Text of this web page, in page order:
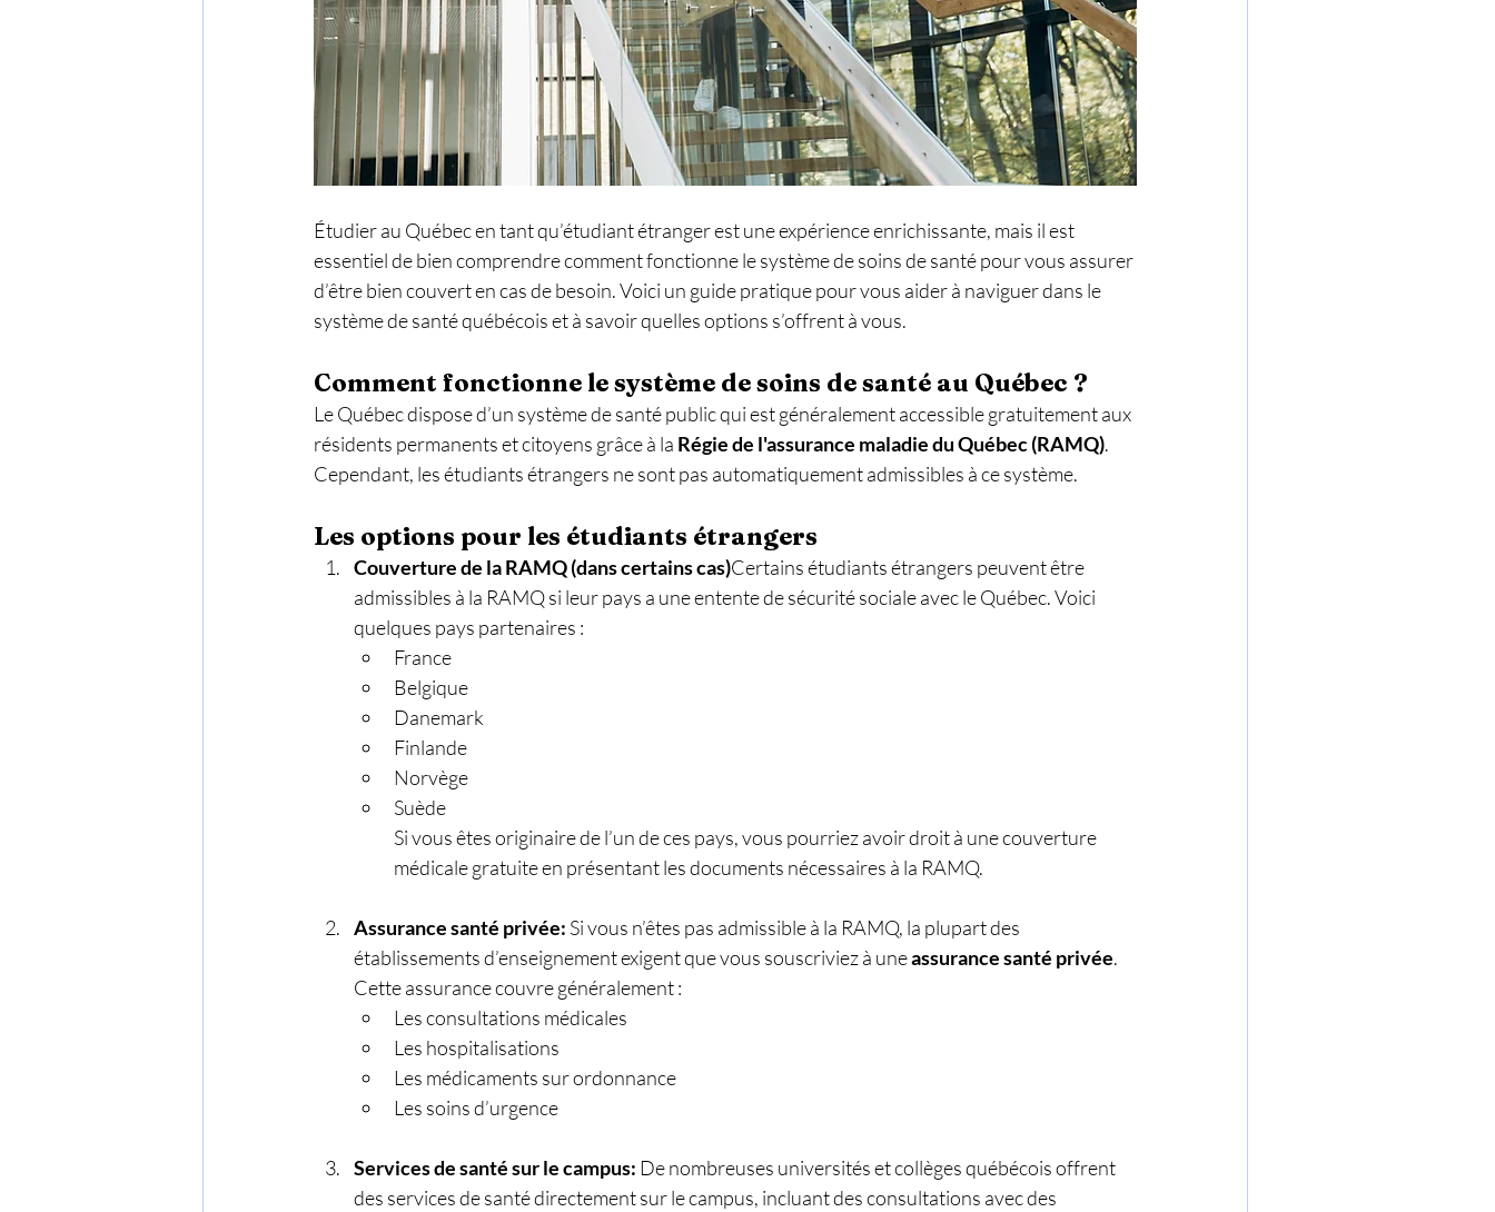
Étudier au Québec en tant qu’étudiant étranger est une expérience enrichissante, mais il est
essentiel de bien comprendre comment fonctionne le système de soins de santé pour vous assurer
d’être bien couvert en cas de besoin. Voici un guide pratique pour vous aider à naviguer dans le
système de santé québécois et à savoir quelles options s’offrent à vous.
Comment fonctionne le système de soins de santé au Québec ?
Le Québec dispose d’un système de santé public qui est généralement accessible gratuitement aux
résidents permanents et citoyens grâce à la Régie de l'assurance maladie du Québec (RAMQ).
Cependant, les étudiants étrangers ne sont pas automatiquement admissibles à ce système.
Les options pour les étudiants étrangers
Couverture de la RAMQ (dans certains cas)Certains étudiants étrangers peuvent être
admissibles à la RAMQ si leur pays a une entente de sécurité sociale avec le Québec. Voici
quelques pays partenaires :
France
Belgique
Danemark
Finlande
Norvège
Suède
Si vous êtes originaire de l’un de ces pays, vous pourriez avoir droit à une couverture
médicale gratuite en présentant les documents nécessaires à la RAMQ.
Assurance santé privée: Si vous n’êtes pas admissible à la RAMQ, la plupart des
établissements d’enseignement exigent que vous souscriviez à une assurance santé privée.
Cette assurance couvre généralement :
Les consultations médicales
Les hospitalisations
Les médicaments sur ordonnance
Les soins d’urgence
Services de santé sur le campus: De nombreuses universités et collèges québécois offrent
des services de santé directement sur le campus, incluant des consultations avec des